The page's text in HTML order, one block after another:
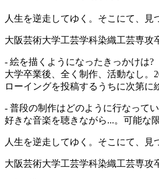
人生を逆走してゆく。そこにて、見
大阪芸術大学工芸学科染織工芸専攻
- 絵を描くようになったきっかけは?
大学卒業後、全く制作、活動なし。
ローイングを投稿するうちに次第に
- 普段の制作はどのように行なって
好きな音楽を聴きながら...。可能な
人生を逆走してゆく。そこにて、見
大阪芸術大学工芸学科染織工芸専攻